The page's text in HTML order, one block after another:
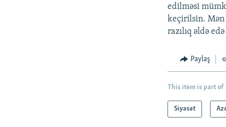
edilməsi
keçirilsin. Mən
razılıq əldə
Paylaş
This item is part of
Siyasət